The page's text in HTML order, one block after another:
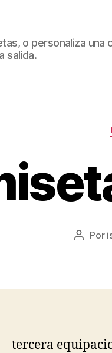
o personaliza una
salida.
Autor
Por